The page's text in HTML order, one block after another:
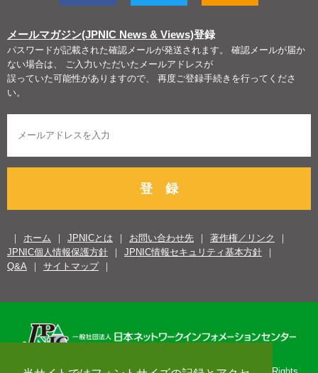
メールマガジン(JPNIC News & Views)登録
パスワードが記載された確認メールが発送されます。 確認メールが届か
ない場合は、 ご入力いただいたメールアドレスが
誤っていた可能性がありますので、 再度ご登録手続きを行ってくださ
い。
登 録
ホーム JPNICとは お問い合わせ先
著作権／リンク
JPNIC個人情報保護方針
JPNIC情報セキュリティ基本方針
Q&A
サイトマップ